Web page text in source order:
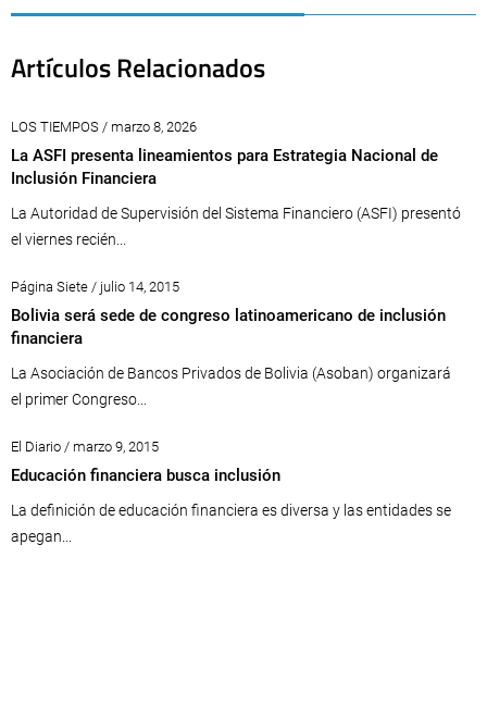
Artículos Relacionados
LOS TIEMPOS / marzo 8, 2026
La ASFI presenta lineamientos para Estrategia Nacional de
Inclusión Financiera
La Autoridad de Supervisión del Sistema Financiero (ASFI) presentó
el viernes recién...
Página Siete / julio 14, 2015
Bolivia será sede de congreso latinoamericano de inclusión
financiera
La Asociación de Bancos Privados de Bolivia (Asoban) organizará
el primer Congreso...
El Diario / marzo 9, 2015
Educación financiera busca inclusión
La definición de educación financiera es diversa y las entidades se
apegan...